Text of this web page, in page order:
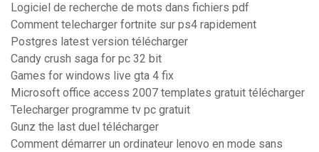
Logiciel de recherche de mots dans fichiers pdf
Comment telecharger fortnite sur ps4 rapidement
Postgres latest version télécharger
Candy crush saga for pc 32 bit
Games for windows live gta 4 fix
Microsoft office access 2007 templates gratuit télécharger
Telecharger programme tv pc gratuit
Gunz the last duel télécharger
Comment démarrer un ordinateur lenovo en mode sans